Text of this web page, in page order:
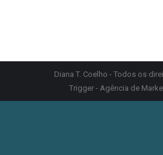
Diana T. Coelho - Todos os
Trigger - Agência de